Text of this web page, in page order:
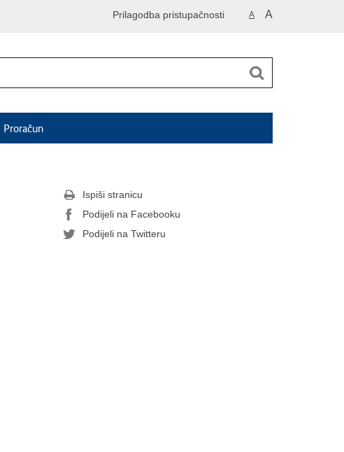
A A
Prilagodba pristupačnosti
Proračun
Ispiši stranicu
Podijeli na Facebooku
Podijeli na Twitteru